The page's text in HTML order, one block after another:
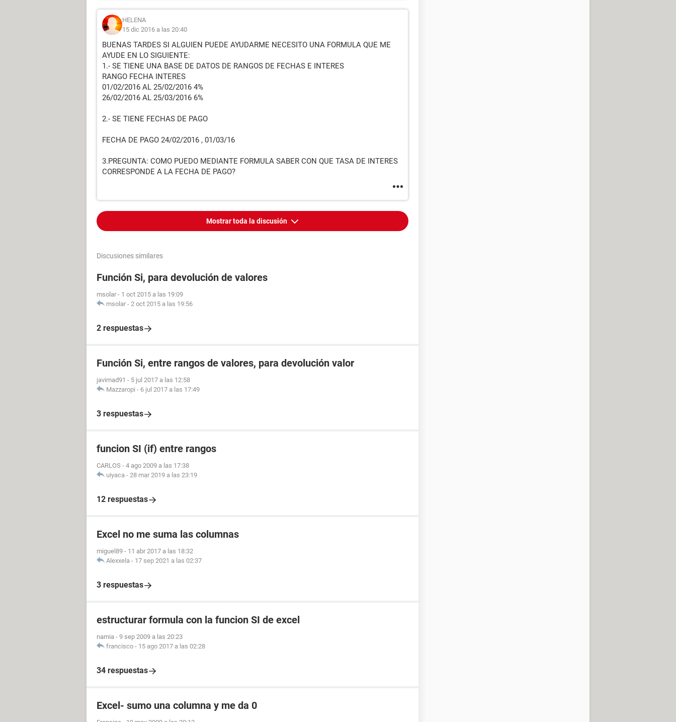
HELENA
15 dic 2016 a las 20:40
BUENAS TARDES SI ALGUIEN PUEDE AYUDARME NECESITO UNA FORMULA QUE ME
AYUDE EN LO SIGUIENTE:
1.- SE TIENE UNA BASE DE DATOS DE RANGOS DE FECHAS E INTERES
RANGO FECHA INTERES
01/02/2016 AL 25/02/2016 4%
26/02/2016 AL 25/03/2016 6%
2.- SE TIENE FECHAS DE PAGO
FECHA DE PAGO 24/02/2016 , 01/03/16
3.PREGUNTA: COMO PUEDO MEDIANTE FORMULA SABER CON QUE TASA DE INTERES
CORRESPONDE A LA FECHA DE PAGO?
Mostrar toda la discusión
Discusiones similares
Función Si, para devolución de valores
msolar - 1 oct 2015 a las 19:09
msolar - 2 oct 2015 a las 19:56
2 respuestas
Función Si, entre rangos de valores, para devolución valor
javimad91 - 5 jul 2017 a las 12:58
Mazzaropi - 6 jul 2017 a las 17:49
3 respuestas
funcion SI (if) entre rangos
CARLOS - 4 ago 2009 a las 17:38
uiyaca - 28 mar 2019 a las 23:19
12 respuestas
Excel no me suma las columnas
miguel89 - 11 abr 2017 a las 18:32
Alexxela - 17 sep 2021 a las 02:37
3 respuestas
estructurar formula con la funcion SI de excel
narnia - 9 sep 2009 a las 20:23
francisco - 15 ago 2017 a las 02:28
34 respuestas
Excel- sumo una columna y me da 0